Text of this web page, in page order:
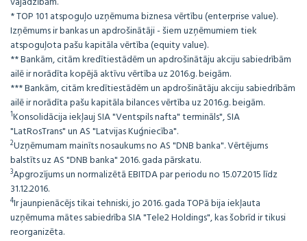
* TOP 101 atspoguļo uzņēmuma biznesa vērtību (enterprise value).
Izņēmums ir bankas un apdrošinātāji - šiem uzņēmumiem tiek
atspoguļota pašu kapitāla vērtība (equity value).
** Bankām, citām kredītiestādēm un apdrošinātāju akciju sabiedrībām
ailē ir norādīta kopējā aktīvu vērtība uz 2016.g. beigām.
*** Bankām, citām kredītiestādēm un apdrošinātāju akciju sabiedrībām
ailē ir norādīta pašu kapitāla bilances vērtība uz 2016.g. beigām.
1Konsolidācija iekļauj SIA "Ventspils nafta" termināls", SIA
"LatRosTrans" un AS "Latvijas Kuģniecība".
2Uzņēmumam mainīts nosaukums no AS "DNB banka". Vērtējums
balstīts uz AS "DNB banka" 2016. gada pārskatu.
3Apgrozījums un normalizētā EBITDA par periodu no 15.07.2015 līdz
31.12.2016.
4Ir jaunpienācējs tikai tehniski, jo 2016. gada TOPā bija iekļauta
uzņēmuma mātes sabiedrība SIA "Tele2 Holdings", kas šobrīd ir tikusi
reorganizēta.